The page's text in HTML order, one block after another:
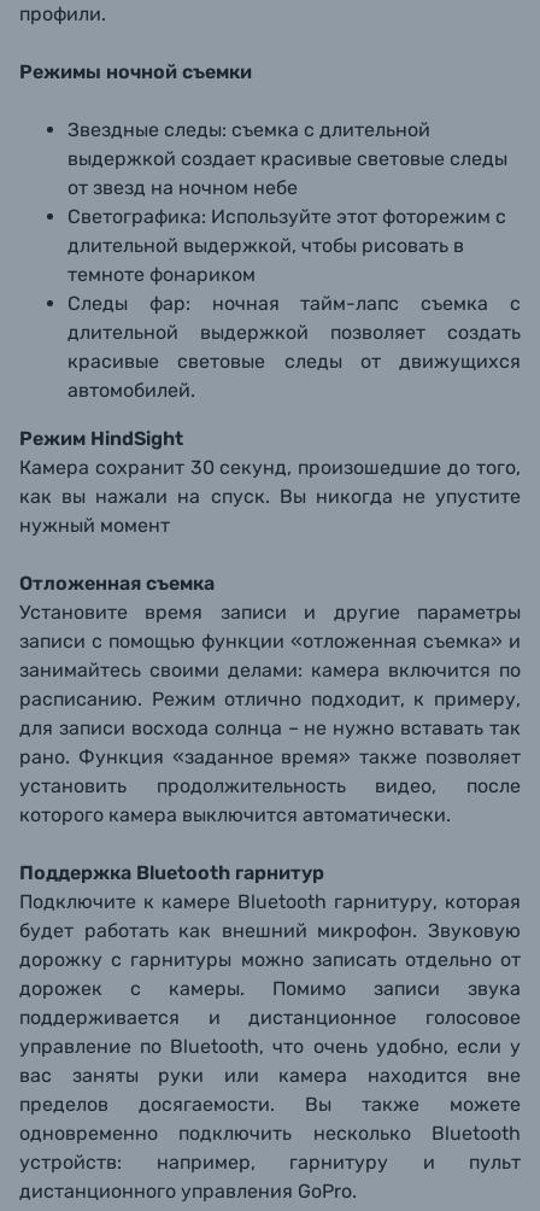
профили.
Режимы ночной съемки
Звездные следы: съемка с длительной
выдержкой создает красивые световые следы
от звезд на ночном небе
Светографика: Используйте этот фоторежим с
длительной выдержкой, чтобы рисовать в
темноте фонариком
Следы фар: ночная тайм-лапс съемка с
длительной выдержкой позволяет создать
красивые световые следы от движущихся
автомобилей.
Режим HindSight
Камера сохранит 30 секунд, произошедшие до того,
как вы нажали на спуск. Вы никогда не упустите
нужный момент
Отложенная съемка
Установите время записи и другие параметры
записи с помощью функции «отложенная съемка» и
занимайтесь своими делами: камера включится по
расписанию. Режим отлично подходит, к примеру,
для записи восхода солнца – не нужно вставать так
рано. Функция «заданное время» также позволяет
установить продолжительность видео, после
которого камера выключится автоматически.
Поддержка Bluetooth гарнитур
Подключите к камере Bluetooth гарнитуру, которая
будет работать как внешний микрофон. Звуковую
дорожку с гарнитуры можно записать отдельно от
дорожек с камеры. Помимо записи звука
поддерживается и дистанционное голосовое
управление по Bluetooth, что очень удобно, если у
вас заняты руки или камера находится вне
пределов досягаемости. Вы также можете
одновременно подключить несколько Bluetooth
устройств: например, гарнитуру и пульт
дистанционного управления GoPro.